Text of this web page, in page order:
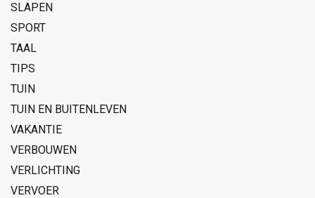
SLAPEN
SPORT
TAAL
TIPS
TUIN
TUIN EN BUITENLEVEN
VAKANTIE
VERBOUWEN
VERLICHTING
VERVOER